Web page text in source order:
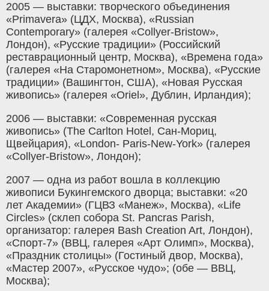
2005 — выставки: творческого объединения
«Primavera» (ЦДХ, Москва), «Russian
Contemporary» (галерея «Collyer-Bristow»,
Лондон), «Русские традиции» (Российский
реставрационный центр, Москва), «Времена года»
(галерея «На Старомонетном», Москва), «Русские
традиции» (Вашингтон, США), «Новая Русская
живопись» (галерея «Oriel», Дублин, Ирландия);
2006 — выставки: «Современная русская
живопись» (The Carlton Hotel, Сан-Мориц,
Щвейцария), «London- Paris-New-York» (галерея
«Collyer-Bristow», Лондон);
2007 — одна из работ вошла в коллекцию
живописи Букингемского дворца; выставки: «20
лет Академии» (ГЦВЗ «Манеж», Москва), «Life
Circles» (склеп собора St. Pancras Parish,
организатор: галерея Bash Creation Art, Лондон),
«Спорт-7» (ВВЦ, галерея «Арт Олимп», Москва),
«Праздник столицы» (Гостиный двор, Москва),
«Мастер 2007», «Русское чудо»; (обе — ВВЦ,
Москва);